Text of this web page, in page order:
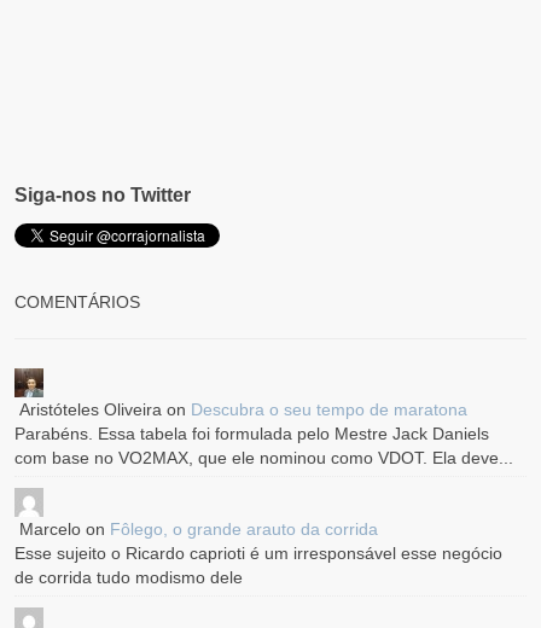
Siga-nos no Twitter
COMENTÁRIOS
Aristóteles Oliveira on Descubra o seu tempo de maratona
Parabéns. Essa tabela foi formulada pelo Mestre Jack Daniels
com base no VO2MAX, que ele nominou como VDOT. Ela deve...
Marcelo on Fôlego, o grande arauto da corrida
Esse sujeito o Ricardo caprioti é um irresponsável esse negócio
de corrida tudo modismo dele